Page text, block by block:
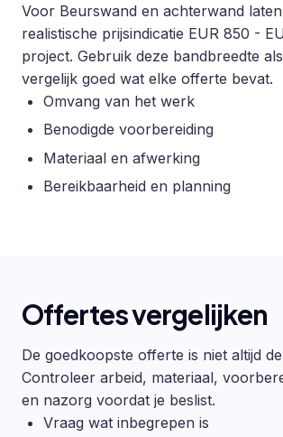
Voor Beurswand en achterwand
realistische prijsindicatie EUR 850 -
project. Gebruik deze bandbreedte
vergelijk goed wat elke offerte bevat.
Omvang van het werk
Benodigde voorbereiding
Materiaal en afwerking
Bereikbaarheid en planning
Offertes vergelijken
De goedkoopste offerte is niet altijd
Controleer arbeid, materiaal,
en nazorg voordat je beslist.
Vraag wat inbegrepen is